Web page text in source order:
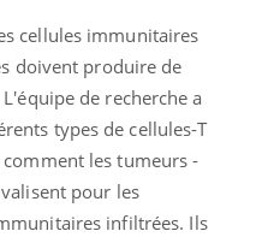
cellules immunitaires
doivent produire de
de recherche a
types de cellules-T
les tumeurs -
pour les
infiltrées. Ils